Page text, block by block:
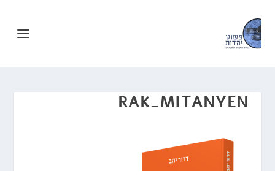
RAK_MITANYEN